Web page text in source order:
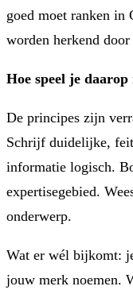
goed moet ranken in
worden herkend
Hoe speel je daarop
De principes zijn
Schrijf duidelijke,
informatie logisch.
expertisegebied.
onderwerp.
Wat er wél bijkomt:
jouw merk noemen.